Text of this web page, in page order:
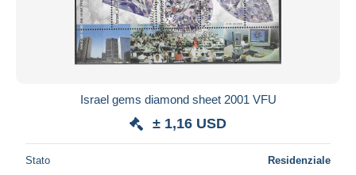
Israel gems diamond sheet 2001 VFU
± 1,16 USD
Stato Residenziale